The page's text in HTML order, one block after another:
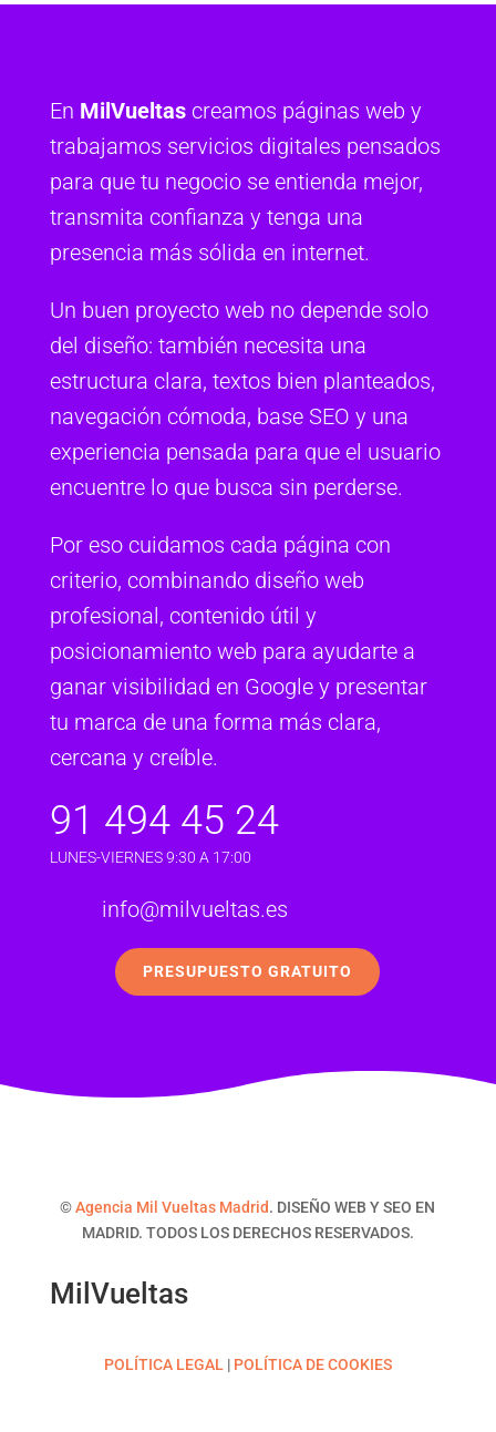
En MilVueltascreamos páginas web y
trabajamos servicios digitales pensados
para que tu negocio se entienda mejor,
transmita confianza y tenga una
presencia más sólida en internet.
Un buen proyecto web no depende solo
del diseño: también necesita una
estructura clara, textos bien planteados,
navegación cómoda, base SEO y una
experiencia pensada para que el usuario
encuentre lo que busca sin perderse.
Por eso cuidamos cada página con
criterio, combinando diseño web
profesional, contenido útil y
posicionamiento web para ayudarte a
ganar visibilidad en Google y presentar
tu marca de una forma más clara,
cercana y creíble.
91 494 45 24
LUNES-VIERNES 9:30 A 17:00
info@milvueltas.es
PRESUPUESTO GRATUITO
©Agencia Mil Vueltas Madrid. DISEÑO WEB Y SEO EN
MADRID. TODOS LOS DERECHOS RESERVADOS.
MilVueltas
POLÍTICA LEGAL | POLÍTICA DE COOKIES